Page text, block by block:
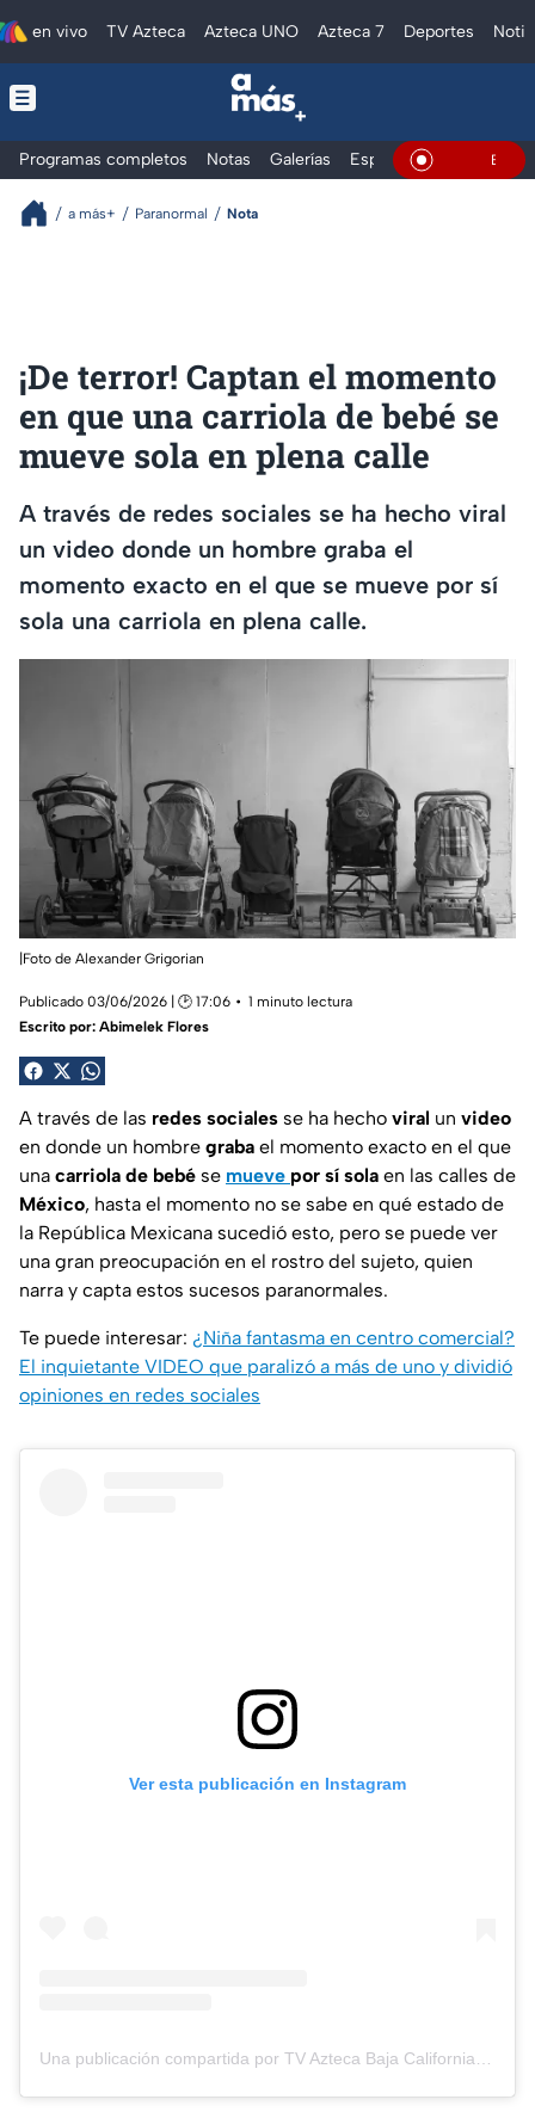
en vivo TV Azteca Azteca UNO Azteca 7 Deportes
Programas completos Notas Galerías Especiales En Vivo
a más+ Paranormal Nota
¡De terror! Captan el momento
en que una carriola de bebé se
mueve sola en plena calle
A través de redes sociales se ha hecho viral
un video donde un hombre graba el
momento exacto en el que se mueve por sí
sola una carriola en plena calle.
|Foto de Alexander Grigorian
Publicado 03/06/2026 | 🕑 17:06
1 minuto lectura
Escrito por: Abimelek Flores
A través de las redes sociales se ha hecho viral un video
en donde un hombre graba el momento exacto en el que
una carriola de bebé se mueve por sí sola en las calles de
México, hasta el momento no se sabe en qué estado de
la República Mexicana sucedió esto, pero se puede ver
una gran preocupación en el rostro del sujeto, quien
narra y capta estos sucesos paranormales.
Te puede interesar: ¿Niña fantasma en centro comercial?
El inquietante VIDEO que paralizó a más de uno y dividió
opiniones en redes sociales
Ver esta publicación en Instagram